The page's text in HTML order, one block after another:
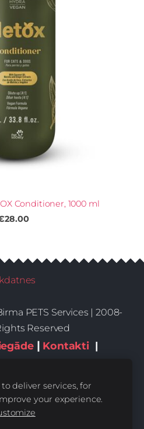
Conditioner, 1000 ml
PETS Services | 2008-
Reserved
| Kontakti|
deliver services, for
your experience.